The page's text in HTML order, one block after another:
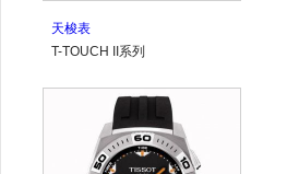
天梭表
T-TOUCH II系列